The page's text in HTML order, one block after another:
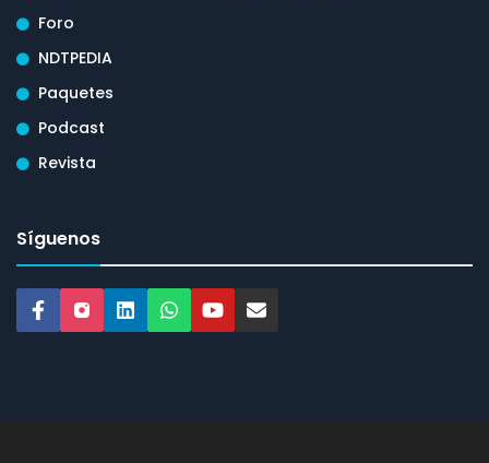
Foro
NDTPEDIA
Paquetes
Podcast
Revista
Síguenos